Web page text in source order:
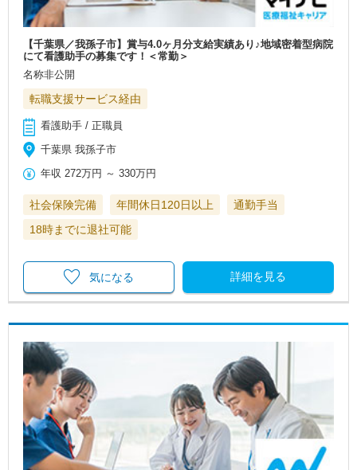
【千葉県／我孫子市】賞与4.0ヶ月分支給実績あり♪地域密着型病院
にて看護助手の募集です！＜常勤＞
名称非公開
転職支援サービス経由
看護助手 / 正職員
千葉県 我孫子市
年収 272万円 ～330万円
社会保険完備 年間休日120日以上
通勤手当
18時までに退社可能
詳細を見る
気になる